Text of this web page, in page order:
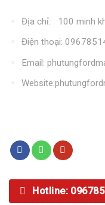
Địa chỉ: 100 minh
Điện thoại:
Email:
Hotline: